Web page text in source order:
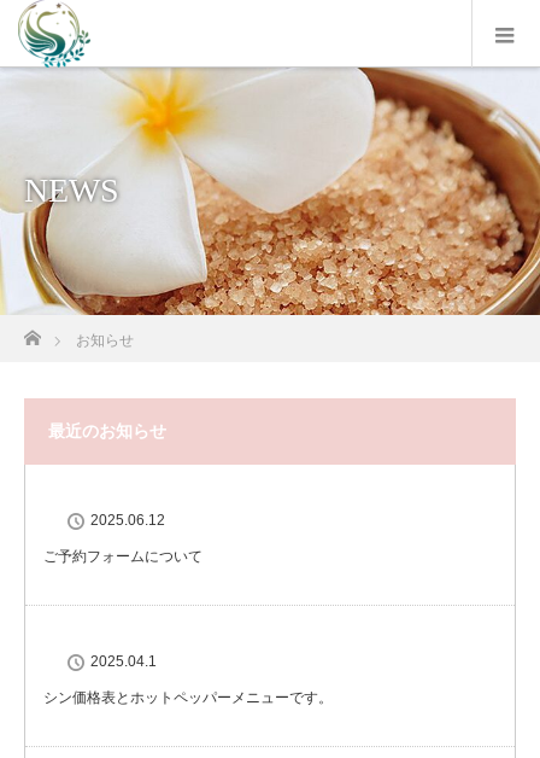
NEWS
お知らせ
最近のお知らせ
2025.06.12
ご予約フォームについて
2025.04.1
シン価格表とホットペッパーメニューです。